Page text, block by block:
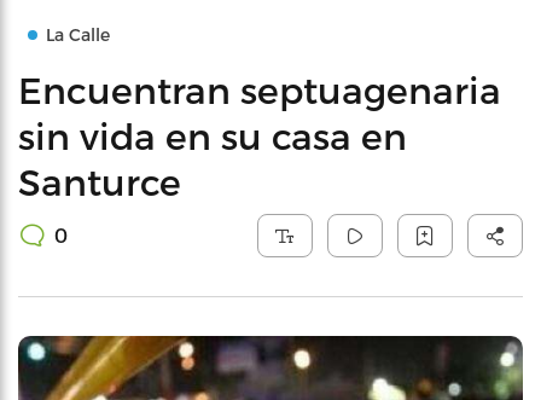
La Calle
Encuentran septuagenaria
sin vida en su casa en
Santurce
0